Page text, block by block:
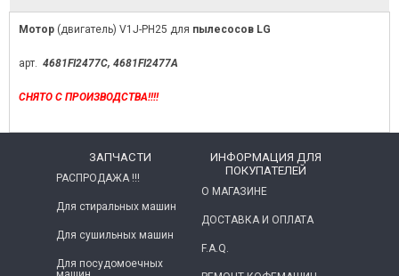
Мотор (двигатель) V1J-PH25 для пылесосов LG
арт. 4681FI2477C, 4681FI2477A
СНЯТО С ПРОИЗВОДСТВА!!!!
ЗАПЧАСТИ
РАСПРОДАЖА !!!
Для стиральных машин
Для сушильных машин
Для посудомоечных
ИНФОРМАЦИЯ ДЛЯ
ПОКУПАТЕЛЕЙ
О МАГАЗИНЕ
ДОСТАВКА И ОПЛАТА
F.A.Q.